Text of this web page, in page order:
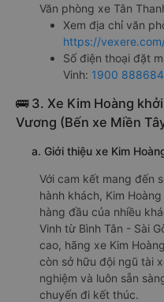
Văn phòng xe Tân
Xem địa chỉ văn
https://
Số điện thoại đặt
Vinh: 1900 888684
🚌 3. Xe Kim Hoàng
Vương (Bến xe Miền
a. Giới thiệu xe Kim
Với cam kết mang đến
hành khách, Kim
hàng đầu của nhiều
Vinh từ Bình Tân - Sài
cao, hãng xe Kim
còn sở hữu đội ngũ tài
nghiệm và luôn sẵn
chuyến đi kết thúc.